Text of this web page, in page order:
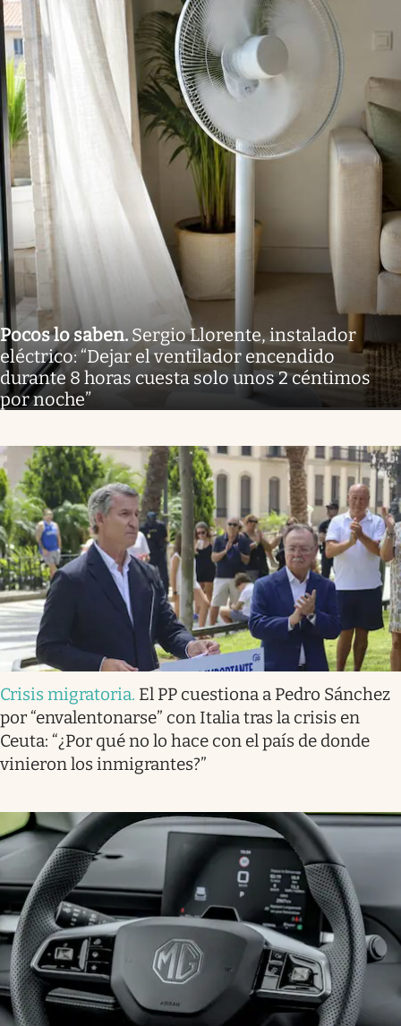
Pocos lo saben. Sergio Llorente, instalador
eléctrico: “Dejar el ventilador encendido
durante 8 horas cuesta solo unos 2 céntimos
por noche”
Crisis migratoria. El PP cuestiona a Pedro Sánchez
por “envalentonarse” con Italia tras la crisis en
Ceuta: “¿Por qué no lo hace con el país de donde
vinieron los inmigrantes?”